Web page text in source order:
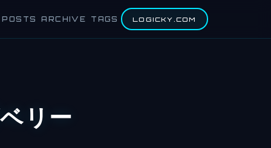
POSTS ARCHIVE TAGS LOGICKY.COM
リー